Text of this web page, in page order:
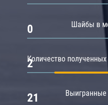
Шайбы в
0
Количество
2
21